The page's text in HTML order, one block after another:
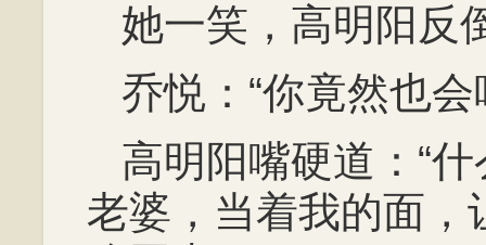
她一笑，高明阳反
乔悦：“你竟然也会
高明阳嘴硬道：“
老婆，当着我的面，